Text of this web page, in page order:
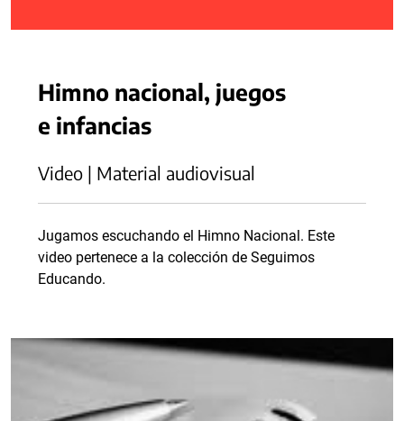
Himno nacional, juegos
e infancias
Video | Material audiovisual
Jugamos escuchando el Himno Nacional. Este
video pertenece a la colección de Seguimos
Educando.